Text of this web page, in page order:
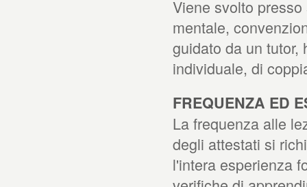
Viene svolto
mentale,
guidato da un tutor,
individuale, di
FREQUENZA ED
La frequenza alle
degli attestati si
l'intera esperienza